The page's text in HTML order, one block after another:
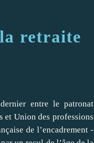
retraite
entre le patronat
et Union des professions
de l’encadrement -